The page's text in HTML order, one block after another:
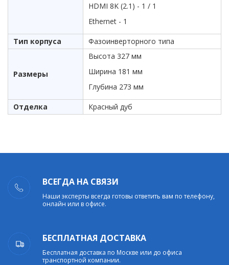
HDMI 8K (2.1) - 1 / 1
Ethernet - 1
Тип корпуса Фазоинверторного типа
Размеры
Высота 327 мм
Ширина 181 мм
Глубина 273 мм
Отделка Красный дуб
ВСЕГДА НА СВЯЗИ
Наши эксперты всегда готовы ответить вам по телефону,
онлайн или в офисе.
БЕСПЛАТНАЯ ДОСТАВКА
Бесплатная доставка по Москве или до офиса
транспортной компании.